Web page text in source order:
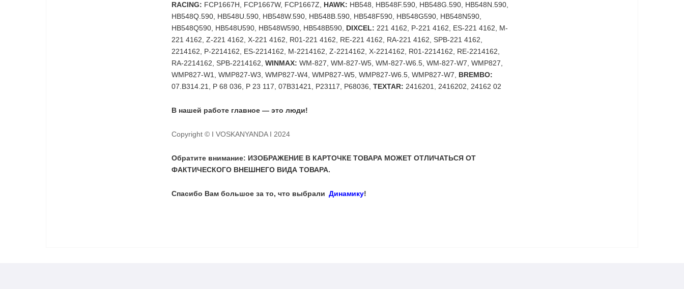
RACING: FCP1667H, FCP1667W, FCP1667Z, HAWK: HB548, HB548F.590, HB548G.590, HB548N.590,
HB548Q.590, HB548U.590, HB548W.590, HB548B.590, HB548F590, HB548G590, HB548N590,
HB548Q590, HB548U590, HB548W590, HB548B590, DIXCEL: 221 4162, P-221 4162, ES-221 4162, M-
221 4162, Z-221 4162, X-221 4162, R01-221 4162, RE-221 4162, RA-221 4162, SPB-221 4162,
2214162, P-2214162, ES-2214162, M-2214162, Z-2214162, X-2214162, R01-2214162, RE-2214162,
RA-2214162, SPB-2214162, WINMAX: WM-827, WM-827-W5, WM-827-W6.5, WM-827-W7, WMP827,
WMP827-W1, WMP827-W3, WMP827-W4, WMP827-W5, WMP827-W6.5, WMP827-W7, BREMBO:
07.B314.21, P 68 036, P 23 117, 07B31421, P23117, P68036, TEXTAR: 2416201, 2416202, 24162 02
В нашей работе главное — это люди!
Copyright © I VOSKANYANDA I 2024
Обратите внимание: ИЗОБРАЖЕНИЕ В КАРТОЧКЕ ТОВАРА МОЖЕТ ОТЛИЧАТЬСЯ ОТ
ФАКТИЧЕСКОГО ВНЕШНЕГО ВИДА ТОВАРА.
Спасибо Вам большое за то, что выбрали Динамику!